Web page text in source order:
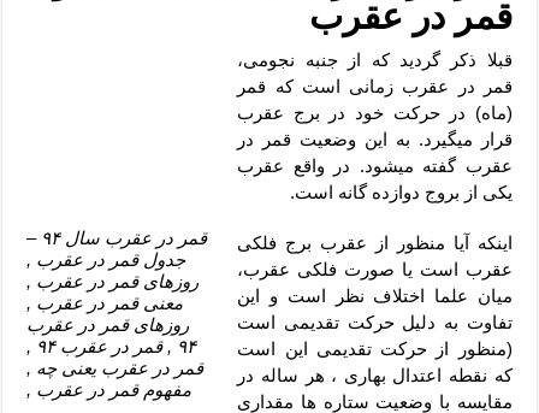
دعای رفع فقر و طلب رزق و روزی – آیه‌ جلب ثروت و برکت مال
لا حول ولا قوة الا بالله برای چشم زخم – دعای چشم زخم ماشاالله
دعای قوی رفع ترس – دعای مجرب برای آرامش قلب و رفع اضطراب
دعا برای پولدار شدن در یک روز – دعای ثروت حضرت سلیمان
قمر در عقرب
قمر در عقرب سال ۹۴ –
جدول قمر در عقرب ,
روزهای قمر در عقرب ,
معنی قمر در عقرب ,
روزهای قمر در عقرب
۹۴ , قمر در عقرب ۹۴ ,
قمر در عقرب یعنی چه ,
مفهوم قمر در عقرب ,
قبلا ذکر گردید که از جنبه نجومی،
قمر در عقرب زمانی است که قمر
(ماه) در حرکت خود در برج عقرب
قرار میگیرد. به این وضعیت قمر در
عقرب گفته میشود. در واقع عقرب
یکی از بروج دوازده گانه است.
اینکه آیا منظور از عقرب برج فلکی
عقرب است یا صورت فلکی عقرب،
میان علما اختلاف نظر است و این
تفاوت به دلیل حرکت تقدیمی است
(منظور از حرکت تقدیمی این است
که نقطه اعتدال بهاری ، هر ساله در
مقایسه با وضعیت ستاره ها مقداری